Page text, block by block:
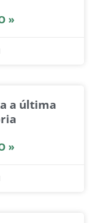
»
a última
»